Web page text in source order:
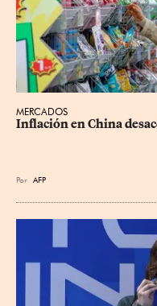
MERCADOS
Inflación en China
Por AFP